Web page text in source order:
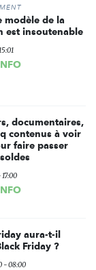
modèle de la
est insoutenable
documentaires,
contenus à voir
faire passer
aura-t-il
Friday ?
- 08:00